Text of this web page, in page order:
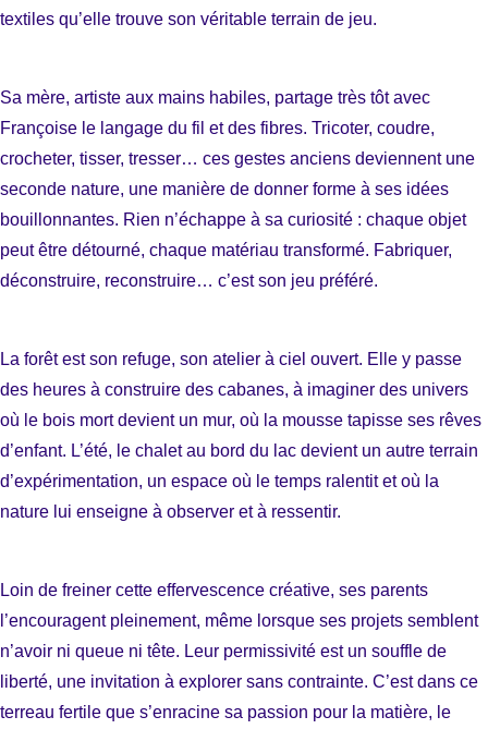
textiles qu’elle trouve son véritable terrain de jeu.
Sa mère, artiste aux mains habiles, partage très tôt avec
Françoise le langage du fil et des fibres. Tricoter, coudre,
crocheter, tisser, tresser… ces gestes anciens deviennent une
seconde nature, une manière de donner forme à ses idées
bouillonnantes. Rien n’échappe à sa curiosité : chaque objet
peut être détourné, chaque matériau transformé. Fabriquer,
déconstruire, reconstruire… c’est son jeu préféré.
La forêt est son refuge, son atelier à ciel ouvert. Elle y passe
des heures à construire des cabanes, à imaginer des univers
où le bois mort devient un mur, où la mousse tapisse ses rêves
d’enfant. L’été, le chalet au bord du lac devient un autre terrain
d’expérimentation, un espace où le temps ralentit et où la
nature lui enseigne à observer et à ressentir.
Loin de freiner cette effervescence créative, ses parents
l’encouragent pleinement, même lorsque ses projets semblent
n’avoir ni queue ni tête. Leur permissivité est un souffle de
liberté, une invitation à explorer sans contrainte. C’est dans ce
terreau fertile que s’enracine sa passion pour la matière, le